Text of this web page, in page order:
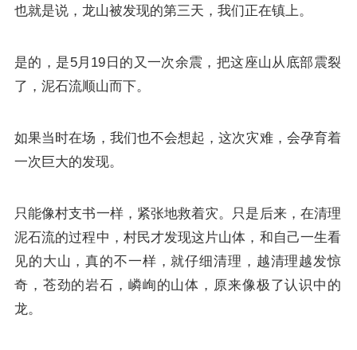
也就是说，龙山被发现的第三天，我们正在镇上。
是的，是5月19日的又一次余震，把这座山从底部震裂
了，泥石流顺山而下。
如果当时在场，我们也不会想起，这次灾难，会孕育着
一次巨大的发现。
只能像村支书一样，紧张地救着灾。只是后来，在清理
泥石流的过程中，村民才发现这片山体，和自己一生看
见的大山，真的不一样，就仔细清理，越清理越发惊
奇，苍劲的岩石，嶙峋的山体，原来像极了认识中的
龙。